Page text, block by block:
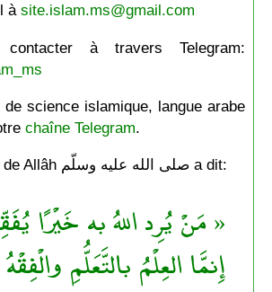
à site.islam.ms@gmail.com
à travers Telegram:
science islamique, langue arabe
chaîne Telegram.
Le Messager de Allâh صلى الله عليه وسلّم a dit:
« مَنْ يُرِد اللهُ به خَيْرًا
إِنمَّا العِلْمُ بالتَّعَلُّمِ